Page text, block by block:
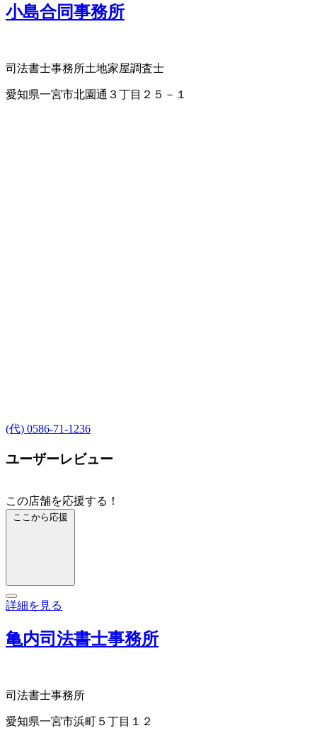
小島合同事務所
司法書士事務所土地家屋調査士
愛知県一宮市北園通３丁目２５－１
(代) 0586-71-1236
ユーザーレビュー
この店舗を応援する！
ここから応援
詳細を見る
亀内司法書士事務所
司法書士事務所
愛知県一宮市浜町５丁目１２